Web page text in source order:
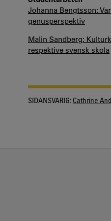
Johanna Bengtsson:
genusperspektiv
Malin Sandberg:
respektive svensk skola
SIDANSVARIG: Cathrine